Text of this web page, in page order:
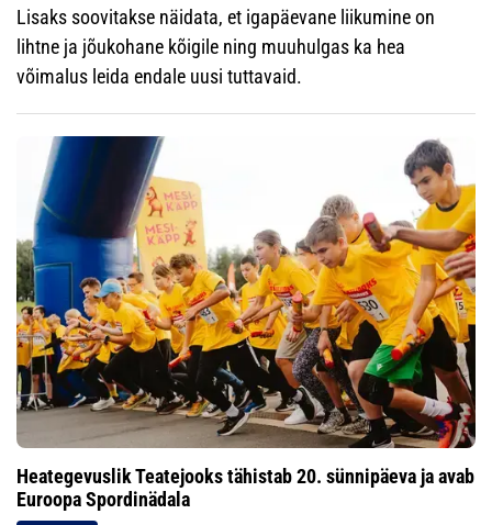
Lisaks soovitakse näidata, et igapäevane liikumine on
lihtne ja jõukohane kõigile ning muuhulgas ka hea
võimalus leida endale uusi tuttavaid.
Heategevuslik Teatejooks tähistab 20. sünnipäeva ja avab
Euroopa Spordinädala